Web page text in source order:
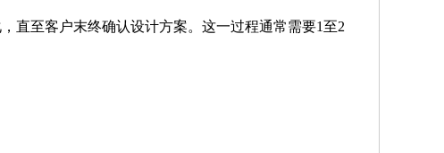
直至客户末终确认设计方案。这一过程通常需要1至2